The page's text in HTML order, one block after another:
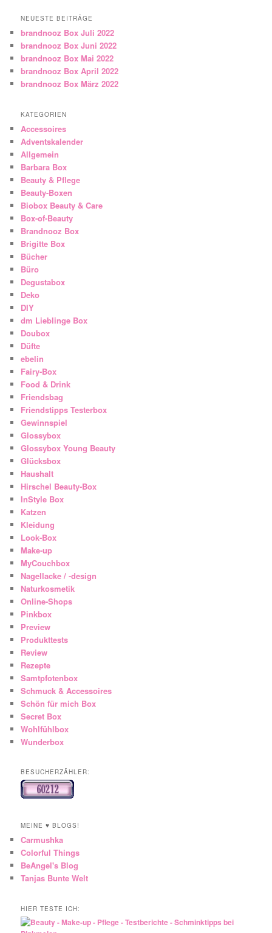
NEUESTE BEITRÄGE
brandnooz Box Juli 2022
brandnooz Box Juni 2022
brandnooz Box Mai 2022
brandnooz Box April 2022
brandnooz Box März 2022
KATEGORIEN
Accessoires
Adventskalender
Allgemein
Barbara Box
Beauty & Pflege
Beauty-Boxen
Biobox Beauty & Care
Box-of-Beauty
Brandnooz Box
Brigitte Box
Bücher
Büro
Degustabox
Deko
DIY
dm Lieblinge Box
Doubox
Düfte
ebelin
Fairy-Box
Food & Drink
Friendsbag
Friendstipps Testerbox
Gewinnspiel
Glossybox
Glossybox Young Beauty
Glücksbox
Haushalt
Hirschel Beauty-Box
InStyle Box
Katzen
Kleidung
Look-Box
Make-up
MyCouchbox
Nagellacke / -design
Naturkosmetik
Online-Shops
Pinkbox
Preview
Produkttests
Review
Rezepte
Samtpfotenbox
Schmuck & Accessoires
Schön für mich Box
Secret Box
Wohlfühlbox
Wunderbox
BESUCHERZÄHLER:
MEINE ♥ BLOGS!
Carmushka
Colorful Things
BeAngel's Blog
Tanjas Bunte Welt
HIER TESTE ICH: